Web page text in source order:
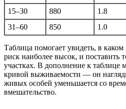
15–30
880 1.8
31–60
850 1.0
Таблица помогает увидеть, в каком
риск наиболее высок, и поставить
участках. В дополнение к таблице
кривой выживаемости — он
живых особей уменьшается со
вмешательство.